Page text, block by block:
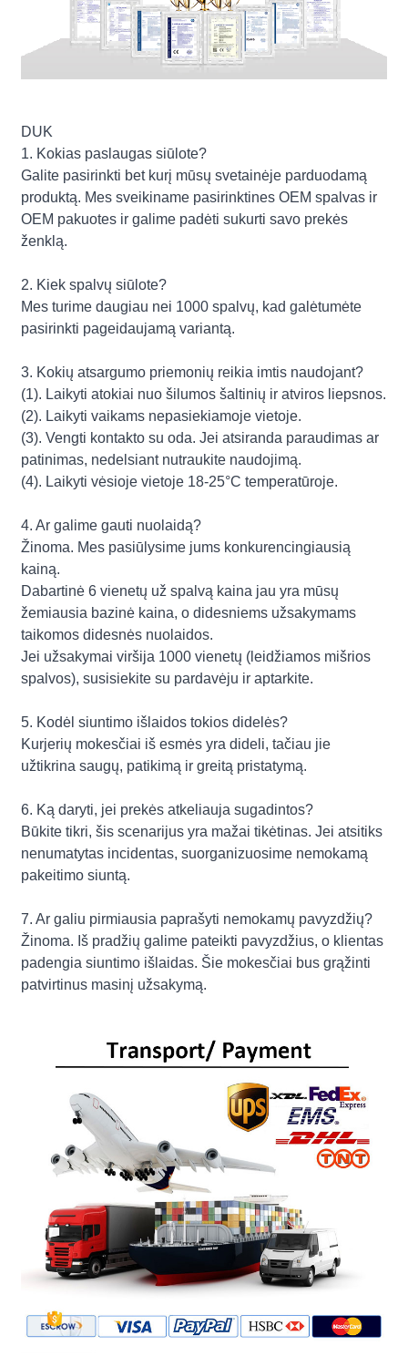
DUK
1. Kokias paslaugas siūlote?
Galite pasirinkti bet kurį mūsų svetainėje parduodamą
produktą. Mes sveikiname pasirinktines OEM spalvas ir
OEM pakuotes ir galime padėti sukurti savo prekės
ženklą.
2. Kiek spalvų siūlote?
Mes turime daugiau nei 1000 spalvų, kad galėtumėte
pasirinkti pageidaujamą variantą.
3. Kokių atsargumo priemonių reikia imtis naudojant?
(1). Laikyti atokiai nuo šilumos šaltinių ir atviros liepsnos.
(2). Laikyti vaikams nepasiekiamoje vietoje.
(3). Vengti kontakto su oda. Jei atsiranda paraudimas ar
patinimas, nedelsiant nutraukite naudojimą.
(4). Laikyti vėsioje vietoje 18-25°C temperatūroje.
4. Ar galime gauti nuolaidą?
Žinoma. Mes pasiūlysime jums konkurencingiausią
kainą.
Dabartinė 6 vienetų už spalvą kaina jau yra mūsų
žemiausia bazinė kaina, o didesniems užsakymams
taikomos didesnės nuolaidos.
Jei užsakymai viršija 1000 vienetų (leidžiamos mišrios
spalvos), susisiekite su pardavėju ir aptarkite.
5. Kodėl siuntimo išlaidos tokios didelės?
Kurjerių mokesčiai iš esmės yra dideli, tačiau jie
užtikrina saugų, patikimą ir greitą pristatymą.
6. Ką daryti, jei prekės atkeliauja sugadintos?
Būkite tikri, šis scenarijus yra mažai tikėtinas. Jei atsitiks
nenumatytas incidentas, suorganizuosime nemokamą
pakeitimo siuntą.
7. Ar galiu pirmiausia paprašyti nemokamų pavyzdžių?
Žinoma. Iš pradžių galime pateikti pavyzdžius, o klientas
padengia siuntimo išlaidas. Šie mokesčiai bus grąžinti
patvirtinus masinį užsakymą.